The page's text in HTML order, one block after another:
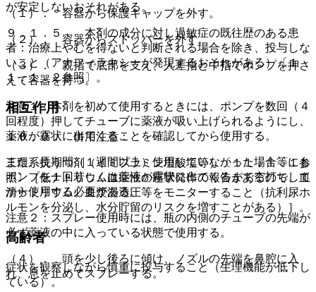
（１）． 容器から保護キャップを外す。
（２）． 容器からストッパーを外す。
（３）． 親指で底部を支え、人差指と中指でポンプを押さ
えて容器を持つ。
注意１：本剤を初めて使用するときには、ポンプを数回（４
回程度）押してチューブに薬液が吸い上げられるようにし、
薬液が霧状に出てくることを確認してから使用する。
また、長期間（１週間以上）使用していなかった場合等にも
ポンプを１回若しくは薬液が霧状に出てくるまで空打ちして
から使用する必要がある。
注意２：スプレー使用時には、瓶の内側のチューブの先端が
必ず薬液の中に入っている状態で使用する。
（４）． 頭を少し後ろに傾け、ノズルの先端を鼻腔に入
れ、息を止めてスプレーする。
が安定しないおそれがある。
９．１．５． 本剤の成分に対し過敏症の既往歴のある患
者：治療上やむを得ないと判断される場合を除き、投与しな
いこと（アナフィラキシーが発現するおそれがある）〔１
１．１．２参照〕。
相互作用
１０．２． 併用注意：
三環系抗うつ剤（イミプラミン塩酸塩等）〔１１．１．１参
照〕［低ナトリウム血症性の痙攣発作の報告があるので、血
清ナトリウム、血漿浸透圧等をモニターすること（抗利尿ホ
ルモンを分泌し、水分貯留のリスクを増すことがある）］。
高齢者
症状を観察しながら慎重に投与すること（生理機能が低下し
ている）。